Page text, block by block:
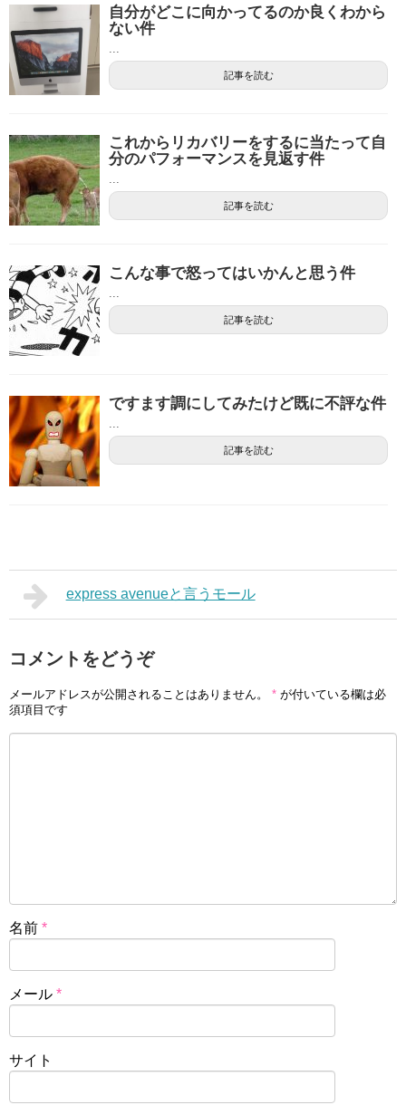
自分がどこに向かってるのか良くわから
ない件
...
記事を読む
これからリカバリーをするに当たって自
分のパフォーマンスを見返す件
...
記事を読む
こんな事で怒ってはいかんと思う件
...
記事を読む
ですます調にしてみたけど既に不評な件
...
記事を読む
express avenueと言うモール
コメントをどうぞ
メールアドレスが公開されることはありません。 * が付いている欄は必
須項目です
名前 *
メール *
サイト